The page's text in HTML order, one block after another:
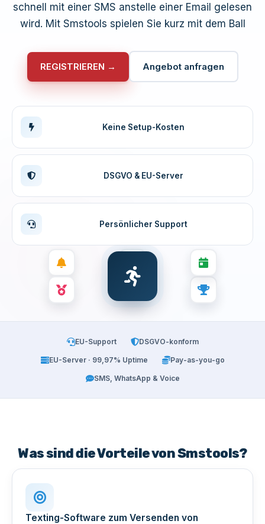
schnell mit einer SMS anstelle einer Email gelesen
wird. Mit Smstools spielen Sie kurz mit dem Ball
REGISTRIEREN → Angebot anfragen
Keine Setup-Kosten
DSGVO & EU-Server
Persönlicher Support
EU-Support DSGVO-konform
EU-Server · 99,97% Uptime Pay-as-you-go
SMS, WhatsApp & Voice
Was sind die Vorteile von Smstools?
Texting-Software zum Versenden von